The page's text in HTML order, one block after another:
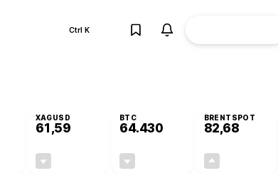
Ctrl K
XAGUSD
61,59
BTC
64.430
BRENTSPOT
82,68